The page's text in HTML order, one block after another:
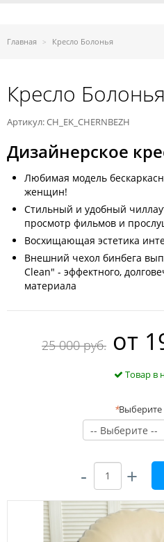
Главная Кресло Болонья
Кресло Болонья
Артикул: CH_EK_CHERNBEZH
Дизайнерское
Любимая модель
женщин!
Стильный и удобный
просмотр фильмов и
Восхищающая эстетика
Внешний чехол бинбега
Clean" - эффектного,
материала
25 000 руб. oт
Товар в
*Выберите
- +